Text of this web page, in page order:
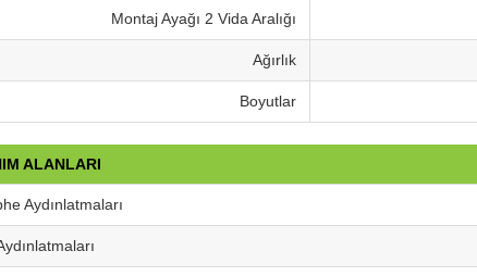
Montaj Ayağı 2 Vida Aralığı
Ağırlık
Boyutlar
ALANLARI
Aydınlatmaları